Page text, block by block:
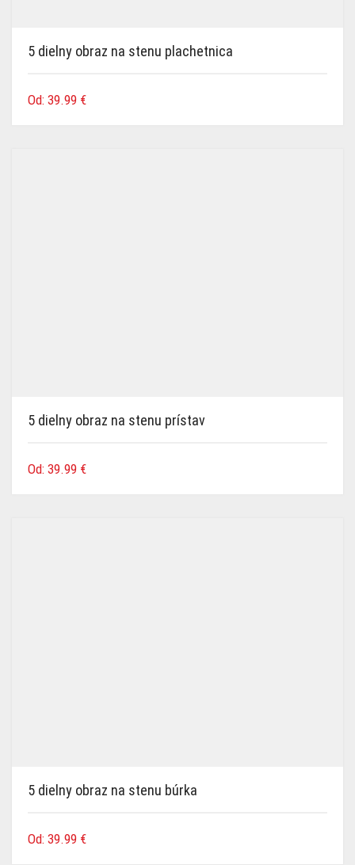
5 dielny obraz na stenu plachetnica
Od: 39.99 €
5 dielny obraz na stenu prístav
Od: 39.99 €
5 dielny obraz na stenu búrka
Od: 39.99 €